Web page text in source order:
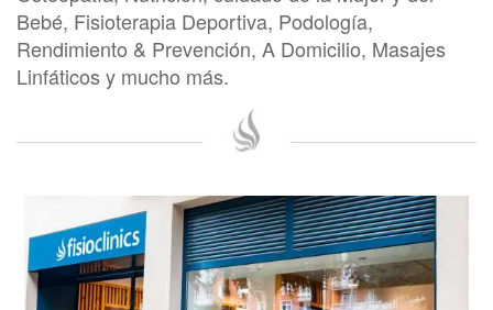
Bebé, Fisioterapia Deportiva, Podología,
Rendimiento & Prevención, A Domicilio, Masajes
Linfáticos y mucho más.